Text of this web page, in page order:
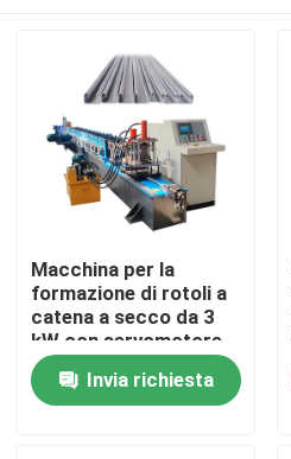
Casa
Prodotti
Macchina per la
formazione di rotoli a
catena a secco da 3
kW con servomotore
Invia richiesta